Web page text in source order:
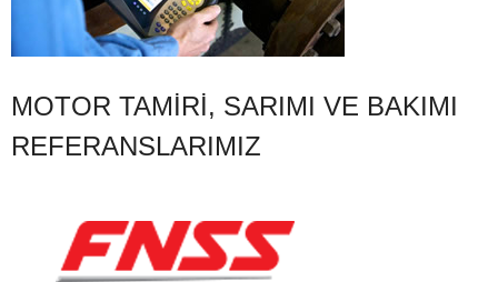
MOTOR TAMIRI, SARIMI VE BAKIMI
REFERANSLARIMIZ